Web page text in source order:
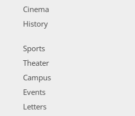
Cinema
History
Sports
Theater
Campus
Events
Letters